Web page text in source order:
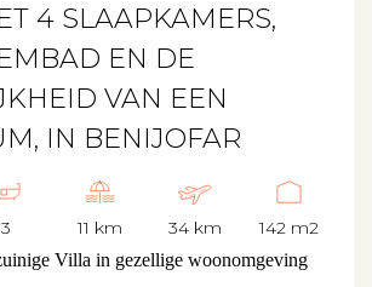
4 SLAAPKAMERS,
EN DE
VAN EEN
IN BENIJOFAR
3 11 km 34 km 142 m2
Villa in gezellige woonomgeving